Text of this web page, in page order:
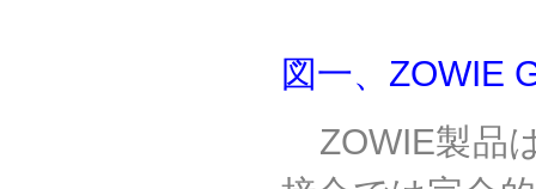
図一、 ZOWIE
ZOWIE製品